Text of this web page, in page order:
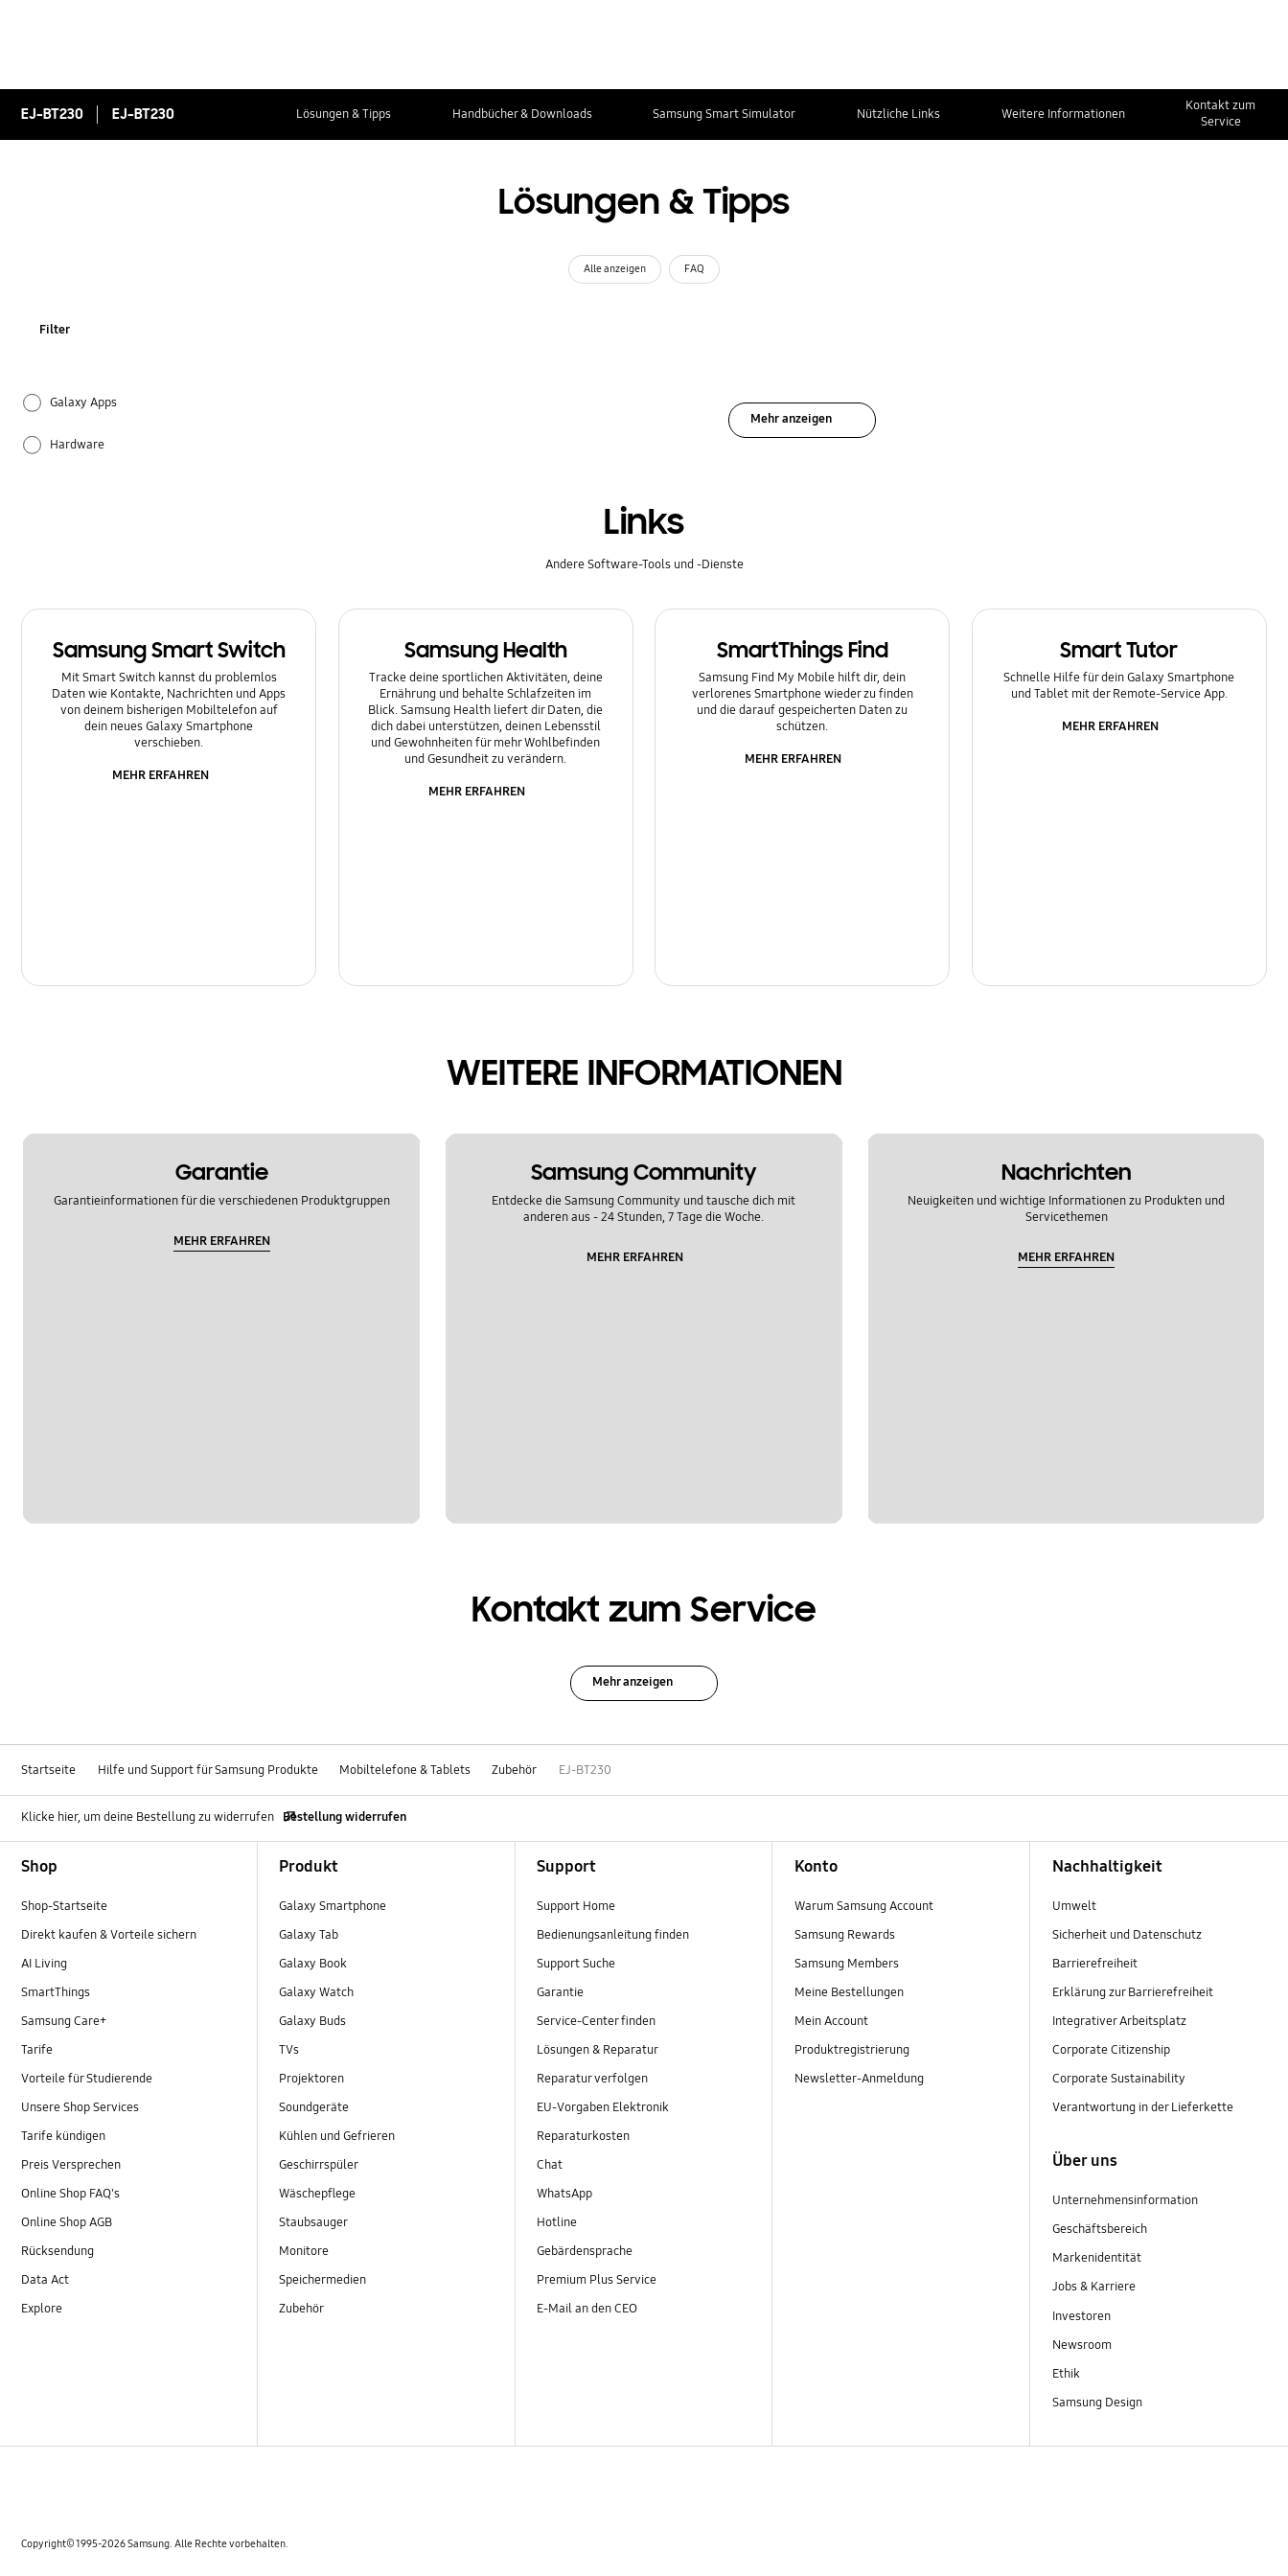
EJ-BT230 EJ-BT230 Lösungen & Tipps Handbücher & Downloads Samsung Smart Simulator Nützliche Links Weitere Informationen
Kontakt zum
Service
Lösungen & Tipps
Alle anzeigen FAQ
Filter
Galaxy Apps
Hardware
Mehr anzeigen
Links
Andere Software-Tools und -Dienste
Samsung Smart Switch
Mit Smart Switch kannst du problemlos
Daten wie Kontakte, Nachrichten und Apps
von deinem bisherigen Mobiltelefon auf
dein neues Galaxy Smartphone
verschieben.
MEHR ERFAHREN
Samsung Health
Tracke deine sportlichen Aktivitäten, deine
Ernährung und behalte Schlafzeiten im
Blick. Samsung Health liefert dir Daten, die
dich dabei unterstützen, deinen Lebensstil
und Gewohnheiten für mehr Wohlbefinden
und Gesundheit zu verändern.
MEHR ERFAHREN
SmartThings Find
Samsung Find My Mobile hilft dir, dein
verlorenes Smartphone wieder zu finden
und die darauf gespeicherten Daten zu
schützen.
MEHR ERFAHREN
Smart Tutor
Schnelle Hilfe für dein Galaxy Smartphone
und Tablet mit der Remote-Service App.
MEHR ERFAHREN
WEITERE INFORMATIONEN
Garantie
Garantieinformationen für die verschiedenen Produktgruppen
MEHR ERFAHREN
Samsung Community
Entdecke die Samsung Community und tausche dich mit
anderen aus - 24 Stunden, 7 Tage die Woche.
MEHR ERFAHREN
Nachrichten
Neuigkeiten und wichtige Informationen zu Produkten und
Servicethemen
MEHR ERFAHREN
Kontakt zum Service
Mehr anzeigen
Startseite Hilfe und Support für Samsung Produkte Mobiltelefone & Tablets Zubehör EJ-BT230
Klicke hier, um deine Bestellung zu widerrufen Bestellung widerrufen
Shop
Shop-Startseite
Direkt kaufen & Vorteile sichern
AI Living
SmartThings
Samsung Care+
Tarife
Vorteile für Studierende
Unsere Shop Services
Tarife kündigen
Preis Versprechen
Online Shop FAQ's
Online Shop AGB
Rücksendung
Data Act
Explore
Produkt
Galaxy Smartphone
Galaxy Tab
Galaxy Book
Galaxy Watch
Galaxy Buds
TVs
Projektoren
Soundgeräte
Kühlen und Gefrieren
Geschirrspüler
Wäschepflege
Staubsauger
Monitore
Speichermedien
Zubehör
Support
Support Home
Bedienungsanleitung finden
Support Suche
Garantie
Service-Center finden
Lösungen & Reparatur
Reparatur verfolgen
EU-Vorgaben Elektronik
Reparaturkosten
Chat
WhatsApp
Hotline
Gebärdensprache
Premium Plus Service
E-Mail an den CEO
Konto
Warum Samsung Account
Samsung Rewards
Samsung Members
Meine Bestellungen
Mein Account
Produktregistrierung
Newsletter-Anmeldung
Nachhaltigkeit
Umwelt
Sicherheit und Datenschutz
Barrierefreiheit
Erklärung zur Barrierefreiheit
Integrativer Arbeitsplatz
Corporate Citizenship
Corporate Sustainability
Verantwortung in der Lieferkette
Über uns
Unternehmensinformation
Geschäftsbereich
Markenidentität
Jobs & Karriere
Investoren
Newsroom
Ethik
Samsung Design
Copyright© 1995-2026 Samsung. Alle Rechte vorbehalten.